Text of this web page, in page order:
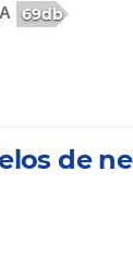
69db
de